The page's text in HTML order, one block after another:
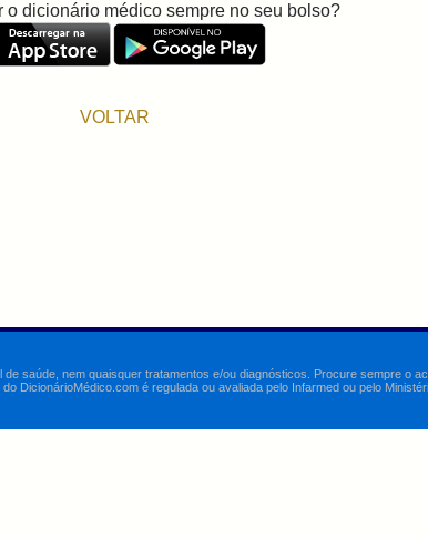
o dicionário médico sempre no seu bolso?
VOLTAR
saúde, nem quaisquer tratamentos e/ou diagnósticos. Procure sempre o
DicionárioMédico.com é regulada ou avaliada pelo Infarmed ou pelo